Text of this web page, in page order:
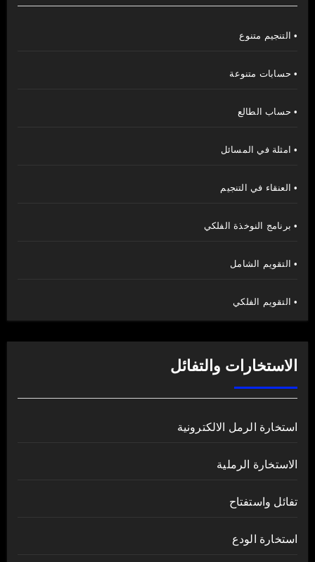
• التنجيم متنوع
• حسابات متنوعة
• حساب الطالع
• امثلة في المسائل
• العنقاء في التنجيم
• برنامج النوخذة الفلكي
• التقويم الشامل
• التقويم الفلكي
الاستخارات والتفائل
استخارة الرمل الالكترونية
الاستخارة الرملية
تفائل واستفتاح
استخارة الودع